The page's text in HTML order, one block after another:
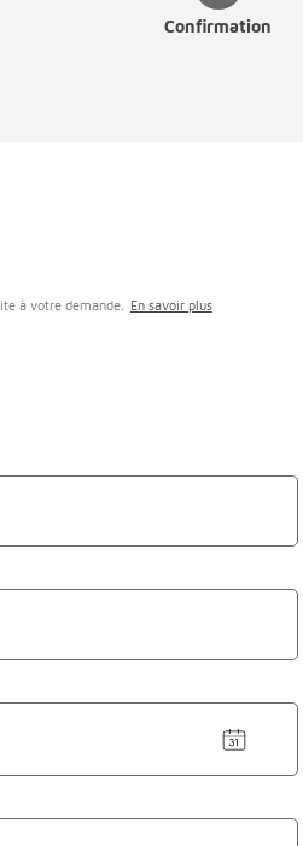
Confirmation
à votre demande.
En savoir plus